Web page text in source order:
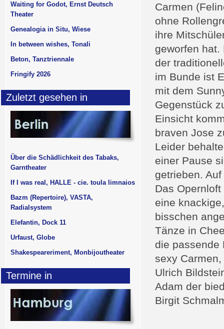
Carmen
ohne
ihre
geworfen
der
im Bunde ist
mit dem
Gegenstück
Einsicht
braven Jose
Leider
einer Pause
getrieben.
Das
eine
bisschen
Tänze in
die passende
sexy
Ulrich
Adam der
Birgit
Waiting for Godot, Ernst Deutsch
Theater
Genealogia in Situ, Wiese
In between wishes, Tonali
Beton, Tanztriennale
Fringify 2026
Zuletzt gesehen in
Über die Schädlichkeit des Tabaks,
Garntheater
If I was real, HALLE - cie. toula limnaios
Bazm (Repertoire), VASTA,
Radialsystem
Elefantin, Dock 11
Urfaust, Globe
Shakespeareriment, Monbijoutheater
Termine in